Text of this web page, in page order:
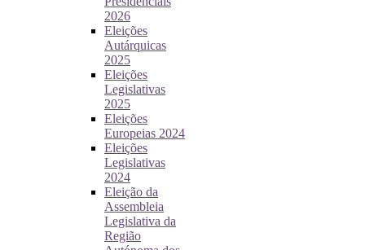
2026
Eleições
Autárquicas
2025
Eleições
Legislativas
2025
Eleições
Europeias 2024
Eleições
Legislativas
2024
Eleição da
Assembleia
Legislativa da
Região